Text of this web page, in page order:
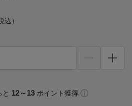
込）
12～13 ポイント獲得